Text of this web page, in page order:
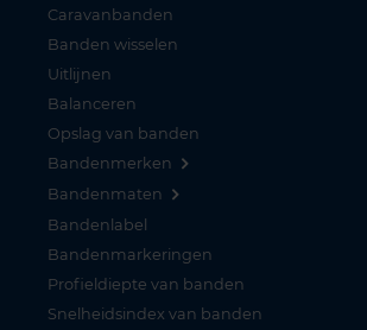
Caravanbanden
Banden wisselen
Uitlijnen
Balanceren
Opslag van banden
Bandenmerken
Bandenmaten
Bandenlabel
Bandenmarkeringen
Profieldiepte van banden
Snelheidsindex van banden